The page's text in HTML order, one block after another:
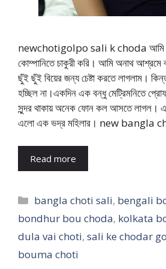
newchotigolpo sali k choda আমি
কোম্পানিতে চাকুরী করি। আমি অনাথ
ছুঁই ছুঁই বিয়ের জন্য চেষ্টা করতে লাগলাম।
হচ্ছিল না।একদিন এক বন্ধু মেট্রিমনিতে
সুন্দর থাকায় অনেক ফোন কল আসতে লাগল।
এলো এক ভদ্র মহিলার। new bangla
Read more
Categories
bangla choti sali, bengali
bondhur bou choda, kolkata
dula vai choti, sali ke chodar
bouma choti